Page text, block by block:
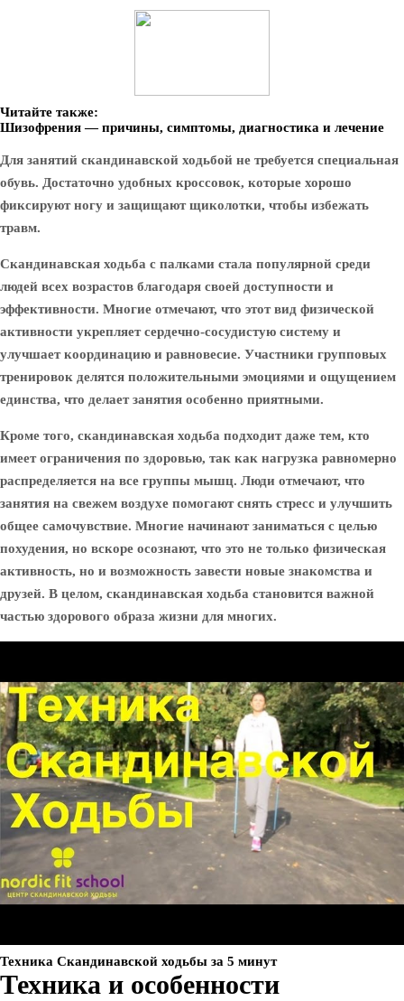
Читайте также:
Шизофрения — причины, симптомы, диагностика и лечение
Для занятий скандинавской ходьбой не требуется специальная
обувь. Достаточно удобных кроссовок, которые хорошо
фиксируют ногу и защищают щиколотки, чтобы избежать
травм.
Скандинавская ходьба с палками стала популярной среди
людей всех возрастов благодаря своей доступности и
эффективности. Многие отмечают, что этот вид физической
активности укрепляет сердечно-сосудистую систему и
улучшает координацию и равновесие. Участники групповых
тренировок делятся положительными эмоциями и ощущением
единства, что делает занятия особенно приятными.
Кроме того, скандинавская ходьба подходит даже тем, кто
имеет ограничения по здоровью, так как нагрузка равномерно
распределяется на все группы мышц. Люди отмечают, что
занятия на свежем воздухе помогают снять стресс и улучшить
общее самочувствие. Многие начинают заниматься с целью
похудения, но вскоре осознают, что это не только физическая
активность, но и возможность завести новые знакомства и
друзей. В целом, скандинавская ходьба становится важной
частью здорового образа жизни для многих.
Техника Скандинавской ходьбы за 5 минут
Техника и особенности